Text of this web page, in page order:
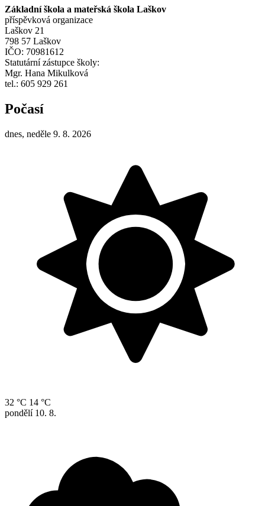
Základní škola a mateřská škola Laškov
příspěvková organizace
Laškov 21
798 57 Laškov
IČO: 70981612
Statutární zástupce školy:
Mgr. Hana Mikulková
tel.: 605 929 261
Počasí
dnes, neděle 9. 8. 2026
32 °C 14 °C
pondělí 10. 8.